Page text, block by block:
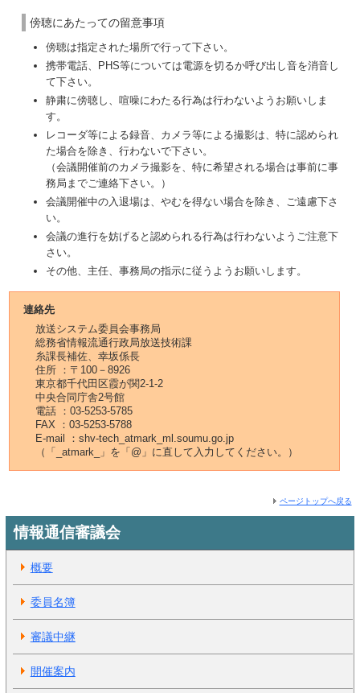
傍聴にあたっての留意事項
傍聴は指定された場所で行って下さい。
携帯電話、PHS等については電源を切るか呼び出し音を消音し
て下さい。
静粛に傍聴し、喧噪にわたる行為は行わないようお願いしま
す。
レコーダ等による録音、カメラ等による撮影は、特に認められ
た場合を除き、行わないで下さい。
（会議開催前のカメラ撮影を、特に希望される場合は事前に事
務局までご連絡下さい。）
会議開催中の入退場は、やむを得ない場合を除き、ご遠慮下さ
い。
会議の進行を妨げると認められる行為は行わないようご注意下
さい。
その他、主任、事務局の指示に従うようお願いします。
連絡先
放送システム委員会事務局
総務省情報流通行政局放送技術課
糸課長補佐、幸坂係長
住所 ：〒100－8926
東京都千代田区霞が関2-1-2
中央合同庁舎2号館
電話 ：03-5253-5785
FAX ：03-5253-5788
E-mail ：shv-tech_atmark_ml.soumu.go.jp
（「_atmark_」を「@」に直して入力してください。）
ページトップへ戻る
情報通信審議会
概要
委員名簿
審議中継
開催案内